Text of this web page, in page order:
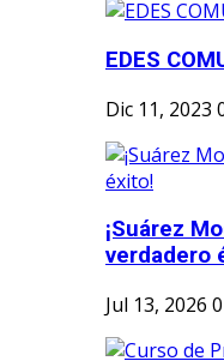
EDES
Dic 11, 2023
¡Suárez
verdadero
Jul 13, 2026 0